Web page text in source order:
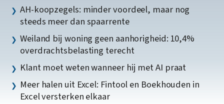
AH-koopzegels: minder voordeel, maar nog
steeds meer dan spaarrente
Weiland bij woning geen aanhorigheid: 10,4%
overdrachtsbelasting terecht
Klant moet weten wanneer hij met AI praat
Meer halen uit Excel: Fintool en Boekhouden in
Excel versterken elkaar